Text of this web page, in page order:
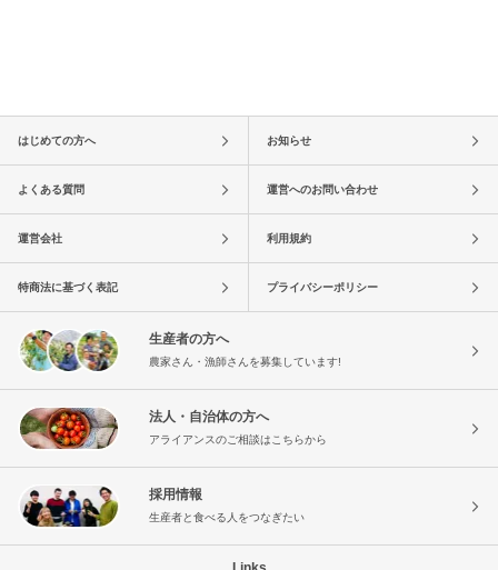
はじめての方へ お知らせ
よくある質問 運営へのお問い合わせ
運営会社 利用規約
特商法に基づく表記 プライバシーポリシー
生産者の方へ
農家さん・漁師さんを募集しています!
法人・自治体の方へ
アライアンスのご相談はこちらから
採用情報
生産者と食べる人をつなぎたい